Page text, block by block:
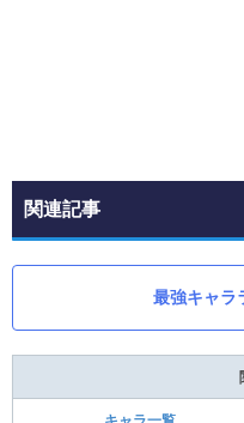
関連記事
最強キャラ